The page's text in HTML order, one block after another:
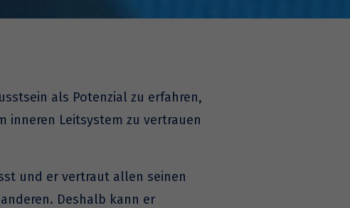
als Potenzial zu erfahren,
inneren Leitsystem zu vertrauen
und er vertraut allen seinen
Deshalb kann er